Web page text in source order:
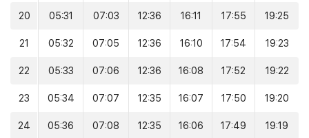
20 05:31 07:03 12:36 16:11 17:55 19:25
21 05:32 07:05 12:36 16:10 17:54 19:23
22 05:33 07:06 12:36 16:08 17:52 19:22
23 05:34 07:07 12:35 16:07 17:50 19:20
24 05:36 07:08 12:35 16:06 17:49 19:19